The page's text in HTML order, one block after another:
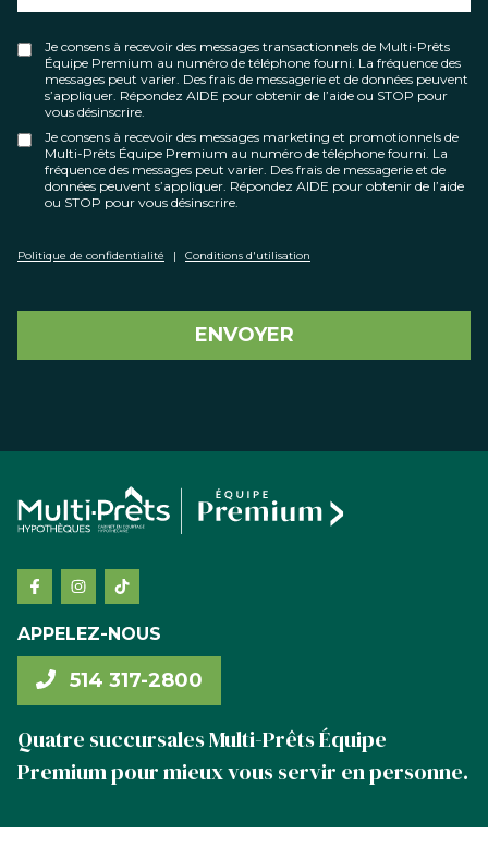
Je consens à recevoir des messages transactionnels de Multi-Prêts
Équipe Premium au numéro de téléphone fourni. La fréquence des
messages peut varier. Des frais de messagerie et de données peuvent
s’appliquer. Répondez AIDE pour obtenir de l’aide ou STOP pour
vous désinscrire.
Je consens à recevoir des messages marketing et promotionnels de
Multi-Prêts Équipe Premium au numéro de téléphone fourni. La
fréquence des messages peut varier. Des frais de messagerie et de
données peuvent s’appliquer. Répondez AIDE pour obtenir de l’aide
ou STOP pour vous désinscrire.
Politique de confidentialité | Conditions d'utilisation
ENVOYER
APPELEZ-NOUS
514 317-2800
Quatre succursales Multi-Prêts Équipe
Premium pour mieux vous servir en personne.